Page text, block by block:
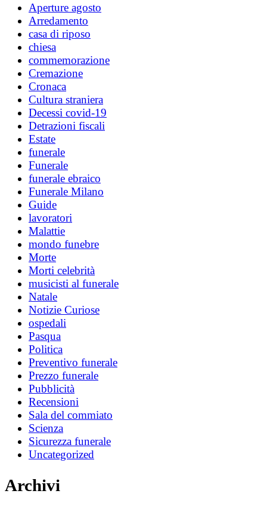
Aperture agosto
Arredamento
casa di riposo
chiesa
commemorazione
Cremazione
Cronaca
Cultura straniera
Decessi covid-19
Detrazioni fiscali
Estate
funerale
Funerale
funerale ebraico
Funerale Milano
Guide
lavoratori
Malattie
mondo funebre
Morte
Morti celebrità
musicisti al funerale
Natale
Notizie Curiose
ospedali
Pasqua
Politica
Preventivo funerale
Prezzo funerale
Pubblicità
Recensioni
Sala del commiato
Scienza
Sicurezza funerale
Uncategorized
Archivi